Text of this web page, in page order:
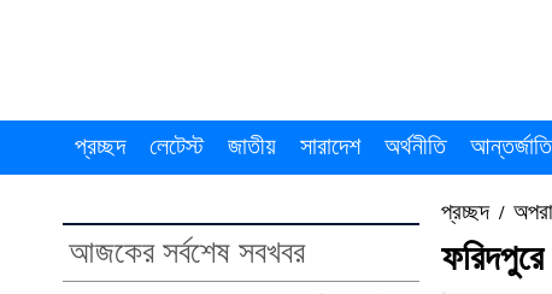
প্রচ্ছদ লেটেস্ট জাতীয় সারাদেশ অর্থনীতি
আজকের সর্বশেষ সবখবর
প্রচ্ছদ/
ফরিদপুরে